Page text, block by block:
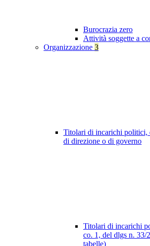
Burocrazia zero
Attività soggette a
Organizzazione 3
Titolari di incarichi politici,
di direzione o di governo
Titolari di incarichi
co. 1, del dlgs n. 33/
tabelle)